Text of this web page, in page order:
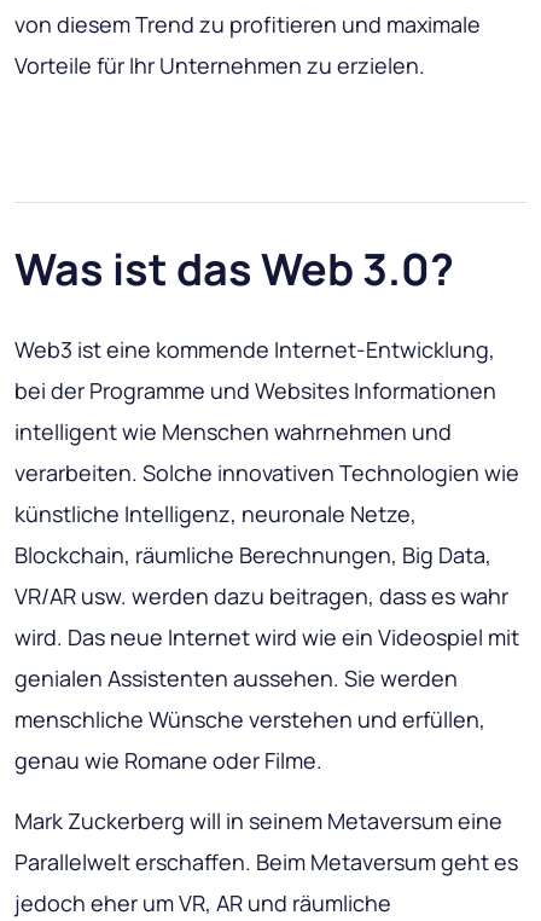
von diesem Trend zu profitieren und maximale
Vorteile für Ihr Unternehmen zu erzielen.
Was ist das Web 3.0?
Web3 ist eine kommende Internet-Entwicklung,
bei der Programme und Websites Informationen
intelligent wie Menschen wahrnehmen und
verarbeiten. Solche innovativen Technologien wie
künstliche Intelligenz, neuronale Netze,
Blockchain, räumliche Berechnungen, Big Data,
VR/AR usw. werden dazu beitragen, dass es wahr
wird. Das neue Internet wird wie ein Videospiel mit
genialen Assistenten aussehen. Sie werden
menschliche Wünsche verstehen und erfüllen,
genau wie Romane oder Filme.
Mark Zuckerberg will in seinem Metaversum eine
Parallelwelt erschaffen. Beim Metaversum geht es
jedoch eher um VR, AR und räumliche